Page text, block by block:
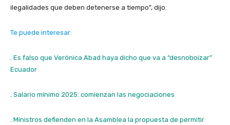
ilegalidades que deben detenerse a tiempo”, dijo.
Te puede interesar:
Es falso que Verónica Abad haya dicho que va a “desnoboizar”
Ecuador
Salario mínimo 2025: comienzan las negociaciones
Ministros defienden en la Asamblea la propuesta de permitir